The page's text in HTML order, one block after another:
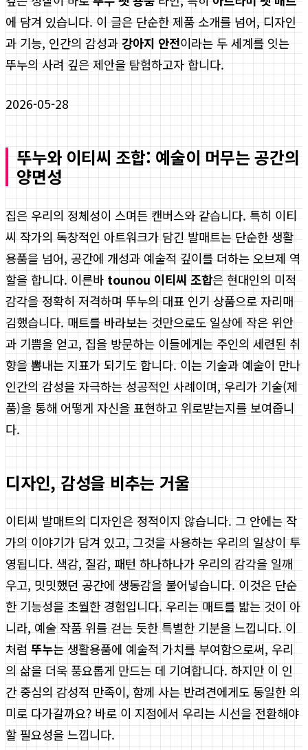
에 담겨 있습니다. 이 글은 단순한 제품 소개를 넘어, 디자인
과 기능, 인간의 감성과 강아지 안전이라는 두 세계를 잇는
뚜누의 사려 깊은 제안을 탐험하고자 합니다.
2026-05-28
뚜누와 이티씨 조합: 예술이 머무는 공간의
양면성
집은 우리의 정체성이 스며든 캔버스와 같습니다. 특히 이티
씨 작가의 독창적인 아트워크가 담긴 발매트는 단순한 생활
용품을 넘어, 공간에 개성과 예술적 깊이를 더하는 오브제 역
할을 합니다. 이른바 tounou 이티씨 조합은 현대인의 미적
감각을 정확히 저격하며 뚜누의 대표 인기 상품으로 자리매
김했습니다. 매트를 바라보는 것만으로도 일상에 작은 위안
과 기쁨을 얻고, 집을 방문하는 이들에게는 주인의 세련된 취
향을 뽐내는 지표가 되기도 합니다. 이는 기술과 예술이 만나
인간의 감성을 자극하는 성공적인 사례이며, 우리가 기술(제
품)을 통해 어떻게 자신을 표현하고 위로받는지를 보여줍니
다.
디자인, 감성을 비추는 거울
이티씨 발매트의 디자인은 정적이지 않습니다. 그 안에는 작
가의 이야기가 담겨 있고, 그것을 사용하는 우리의 일상이 투
영됩니다. 색감, 질감, 패턴 하나하나가 우리의 감각을 일깨
우고, 밋밋했던 공간에 생동감을 불어넣습니다. 이것은 단순
한 기능성을 초월한 경험입니다. 우리는 매트를 밟는 것이 아
니라, 예술 작품 위를 걷는 듯한 특별한 기분을 느낍니다. 이
처럼 뚜누는 생활용품에 예술적 가치를 부여함으로써, 우리
의 삶을 더욱 풍요롭게 만드는 데 기여합니다. 하지만 이 인
간 중심의 감성적 만족이, 함께 사는 반려견에게도 동일한 의
미로 다가갈까요? 바로 이 지점에서 우리는 시선을 전환해야
할 필요성을 느낍니다.